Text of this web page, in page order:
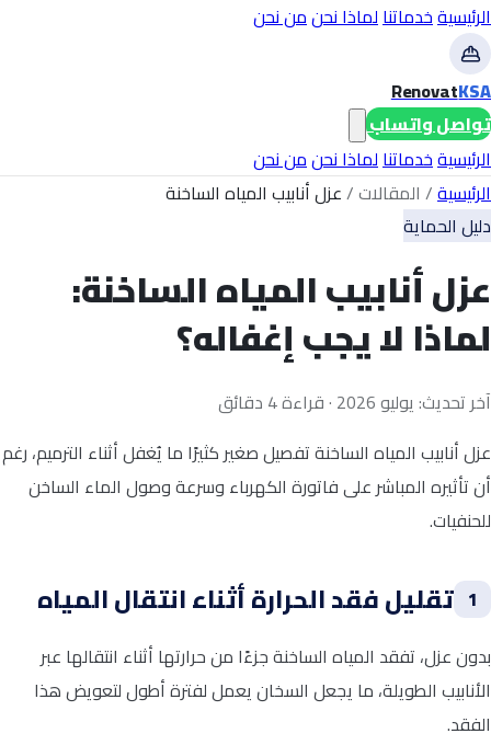
الرئيسيةخدماتنالماذا نحنمن نحن
RenovatKSA
تواصل واتساب
الرئيسيةخدماتنالماذا نحنمن نحن
الرئيسية/ المقالات/عزل أنابيب المياه الساخنة
دليل الحماية
عزل أنابيب المياه الساخنة:
لماذا لا يجب إغفاله؟
آخر تحديث: يوليو 2026 · قراءة 4 دقائق
عزل أنابيب المياه الساخنة تفصيل صغير كثيرًا ما يُغفل أثناء الترميم، رغم
أن تأثيره المباشر على فاتورة الكهرباء وسرعة وصول الماء الساخن
للحنفيات.
1 تقليل فقد الحرارة أثناء انتقال المياه
بدون عزل، تفقد المياه الساخنة جزءًا من حرارتها أثناء انتقالها عبر
الأنابيب الطويلة، ما يجعل السخان يعمل لفترة أطول لتعويض هذا
الفقد.